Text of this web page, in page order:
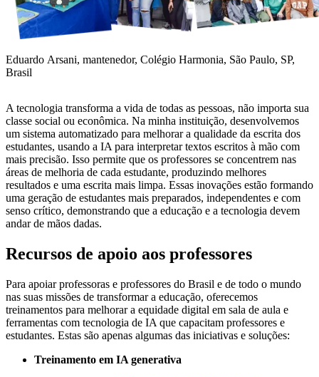
Eduardo Arsani, mantenedor, Colégio Harmonia, São Paulo, SP,
Brasil
A tecnologia transforma a vida de todas as pessoas, não importa sua
classe social ou econômica. Na minha instituição, desenvolvemos
um sistema automatizado para melhorar a qualidade da escrita dos
estudantes, usando a IA para interpretar textos escritos à mão com
mais precisão. Isso permite que os professores se concentrem nas
áreas de melhoria de cada estudante, produzindo melhores
resultados e uma escrita mais limpa. Essas inovações estão formando
uma geração de estudantes mais preparados, independentes e com
senso crítico, demonstrando que a educação e a tecnologia devem
andar de mãos dadas.
Recursos de apoio aos professores
Para apoiar professoras e professores do Brasil e de todo o mundo
nas suas missões de transformar a educação, oferecemos
treinamentos para melhorar a equidade digital em sala de aula e
ferramentas com tecnologia de IA que capacitam professores e
estudantes. Estas são apenas algumas das iniciativas e soluções:
Treinamento em IA generativa